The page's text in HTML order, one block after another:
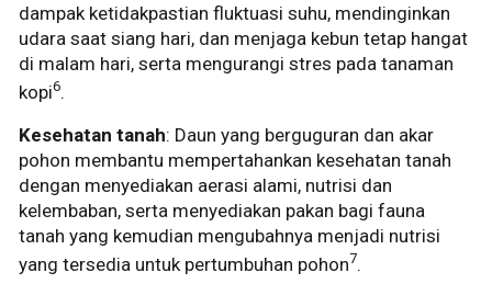
dampak ketidakpastian fluktuasi suhu, mendinginkan
udara saat siang hari, dan menjaga kebun tetap hangat
di malam hari, serta mengurangi stres pada tanaman
kopi6.
Kesehatan tanah: Daun yang berguguran dan akar
pohon membantu mempertahankan kesehatan tanah
dengan menyediakan aerasi alami, nutrisi dan
kelembaban, serta menyediakan pakan bagi fauna
tanah yang kemudian mengubahnya menjadi nutrisi
yang tersedia untuk pertumbuhan pohon7.